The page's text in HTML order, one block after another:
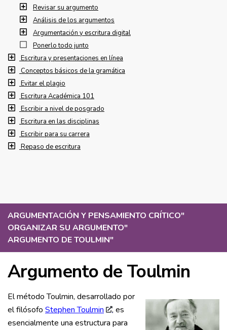
ARGUMENTACIÓN Y PENSAMIENTO CRÍTICO"
ORGANIZAR SU ARGUMENTO"
ARGUMENTO DE TOULMIN"
Argumento de Toulmin
El método Toulmin, desarrollado por
el filósofo Stephen Toulmin
, es
esencialmente una estructura para
Revisar su argumento
Análisis de los argumentos
Argumentación y escritura digital
Ponerlo todo junto
Escritura y presentaciones en línea
Conceptos básicos de la gramática
Evitar el plagio
Escritura Académica 101
Escribir a nivel de posgrado
Escritura en las disciplinas
Escribir para su carrera
Repaso de escritura